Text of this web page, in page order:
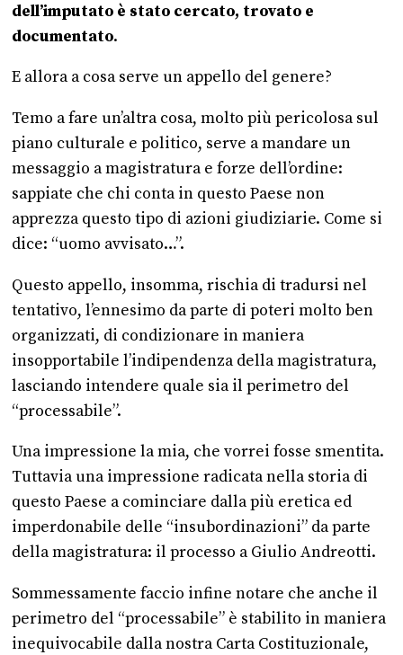
dell’imputato è stato cercato, trovato e
documentato.
E allora a cosa serve un appello del genere?
Temo a fare un’altra cosa, molto più pericolosa sul
piano culturale e politico, serve a mandare un
messaggio a magistratura e forze dell’ordine:
sappiate che chi conta in questo Paese non
apprezza questo tipo di azioni giudiziarie. Come si
dice: “uomo avvisato…”.
Questo appello, insomma, rischia di tradursi nel
tentativo, l’ennesimo da parte di poteri molto ben
organizzati, di condizionare in maniera
insopportabile l’indipendenza della magistratura,
lasciando intendere quale sia il perimetro del
“processabile”.
Una impressione la mia, che vorrei fosse smentita.
Tuttavia una impressione radicata nella storia di
questo Paese a cominciare dalla più eretica ed
imperdonabile delle “insubordinazioni” da parte
della magistratura: il processo a Giulio Andreotti.
Sommessamente faccio infine notare che anche il
perimetro del “processabile” è stabilito in maniera
inequivocabile dalla nostra Carta Costituzionale,